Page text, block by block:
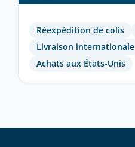
Réexpédition de colis
Livraison internationale
Achats aux États-Unis